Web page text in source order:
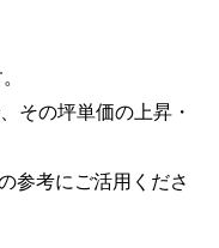
その坪単価の上昇・
参考にご活用くださ